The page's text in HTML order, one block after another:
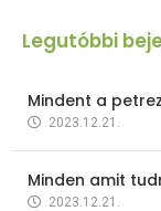
Legutóbbi
Mindent a
2023.12.21.
Minden amit
2023.12.21.